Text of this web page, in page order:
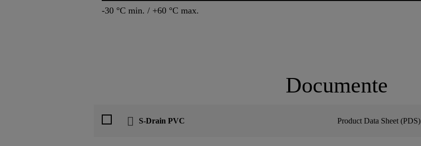
-30 °C min. / +60 °C max.
Documente
S-Drain PVC Product Data Sheet (PDS)